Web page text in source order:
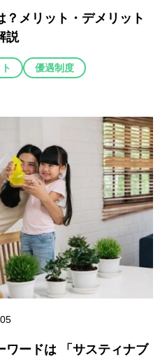
メリット・デメリット
説
優遇制度
ワードは 「サスティナブ